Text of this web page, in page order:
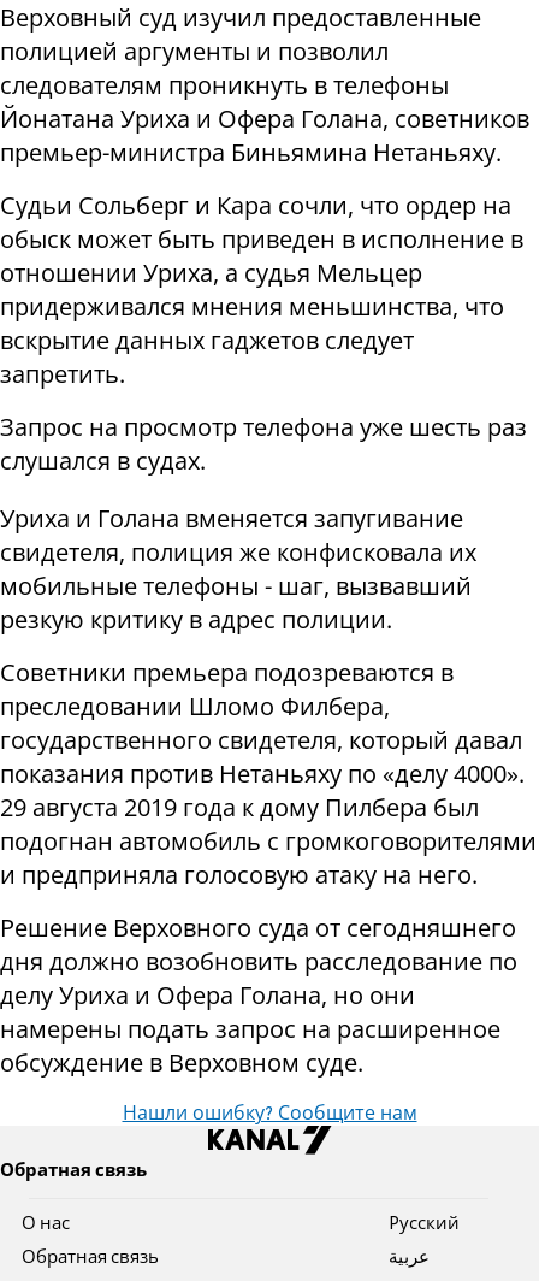
Верховный суд изучил предоставленные
полицией аргументы и позволил
следователям проникнуть в телефоны
Йонатана Уриха и Офера Голана, советников
премьер-министра Биньямина Нетаньяху.
Судьи Сольберг и Кара сочли, что ордер на
обыск может быть приведен в исполнение в
отношении Уриха, а судья Мельцер
придерживался мнения меньшинства, что
вскрытие данных гаджетов следует
запретить.
Запрос на просмотр телефона уже шесть раз
слушался в судах.
Уриха и Голана вменяется запугивание
свидетеля, полиция же конфисковала их
мобильные телефоны - шаг, вызвавший
резкую критику в адрес полиции.
Советники премьера подозреваются в
преследовании Шломо Филбера,
государственного свидетеля, который давал
показания против Нетаньяху по «делу 4000».
29 августа 2019 года к дому Пилбера был
подогнан автомобиль с громкоговорителями
и предприняла голосовую атаку на него.
Решение Верховного суда от сегодняшнего
дня должно возобновить расследование по
делу Уриха и Офера Голана, но они
намерены подать запрос на расширенное
обсуждение в Верховном суде.
Нашли ошибку? Сообщите нам
Обратная связь
О нас
Обратная связь
Pусский
عربية